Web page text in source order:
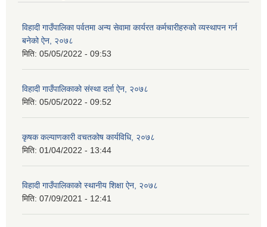
विहादी गाउँपालिका पर्वतमा अन्य सेवामा कार्यरत कर्मचारीहरुको व्यस्थापन गर्न
बनेको ऐन, २०७८
मिति: 05/05/2022 - 09:53
विहादी गाउँपालिकाको संस्था दर्ता ऐन, २०७८
मिति: 05/05/2022 - 09:52
कृषक कल्याणकारी वचतकोष कार्यविधि, २०७८
मिति: 01/04/2022 - 13:44
विहादी गाउँपालिकाको स्थानीय शिक्षा ऐन, २०७८
मिति: 07/09/2021 - 12:41